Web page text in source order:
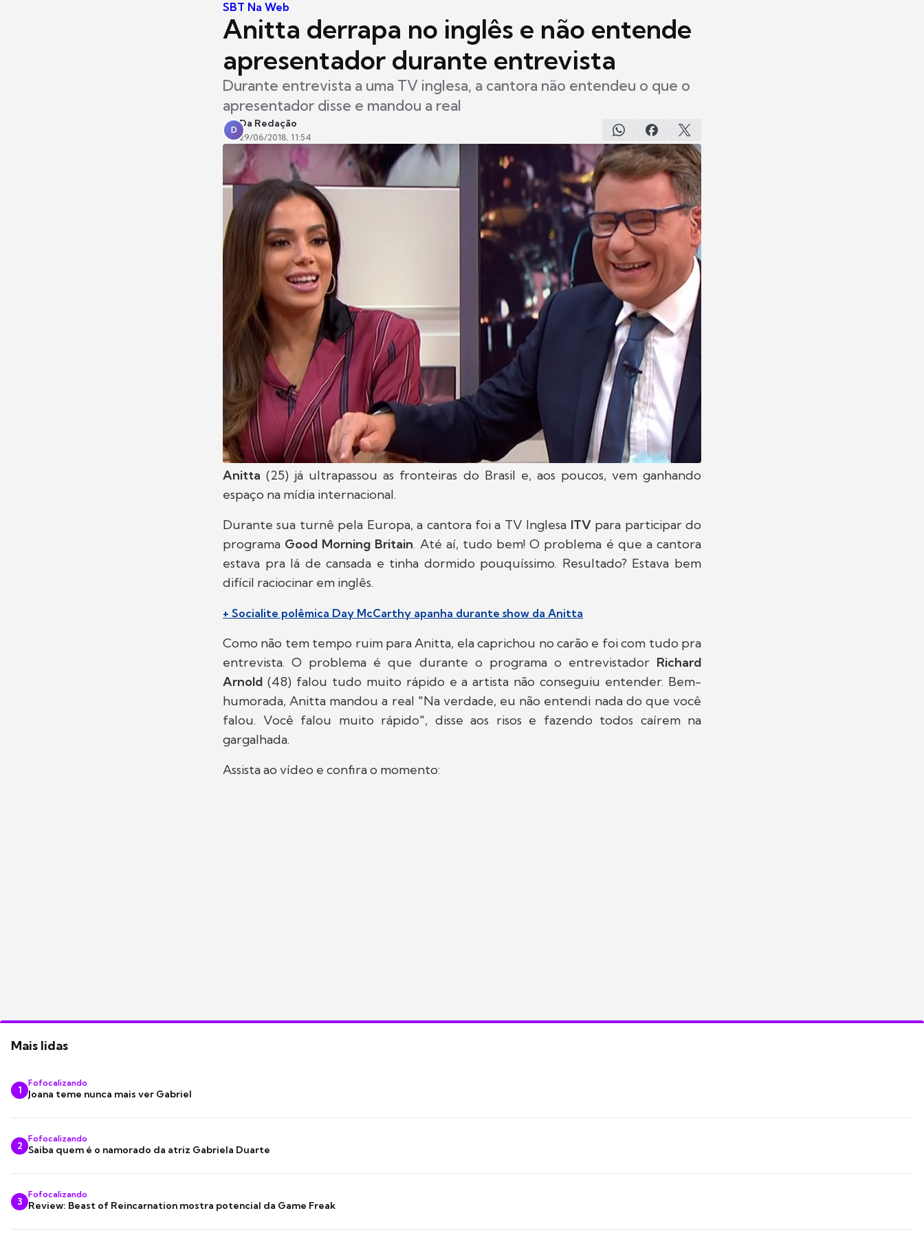
SBT Na Web
Anitta derrapa no inglês e não entende
apresentador durante entrevista
Durante entrevista a uma TV inglesa, a cantora não entendeu o que o
apresentador disse e mandou a real
D
Da Redação
29/06/2018, 11:54
Anitta(25) já ultrapassou as fronteiras do Brasil e, aos poucos, vem ganhando
espaço na mídia internacional.
Durante sua turnê pela Europa, a cantora foi a TV Inglesa ITVpara participar do
programa Good Morning Britain. Até aí, tudo bem! O problema é que a cantora
estava pra lá de cansada e tinha dormido pouquíssimo. Resultado? Estava bem
difícil raciocinar em inglês.
+ Socialite polêmica Day McCarthy apanha durante show da Anitta
Como não tem tempo ruim para Anitta, ela caprichou no carão e foi com tudo pra
entrevista. O problema é que durante o programa o entrevistador Richard
Arnold (48) falou tudo muito rápido e a artista não conseguiu entender. Bem-
humorada, Anitta mandou a real "Na verdade, eu não entendi nada do que você
falou. Você falou muito rápido", disse aos risos e fazendo todos caírem na
gargalhada.
Assista ao vídeo e confira o momento:
Mais lidas
1
Fofocalizando
Joana teme nunca mais ver Gabriel
2
Fofocalizando
Saiba quem é o namorado da atriz Gabriela Duarte
3
Fofocalizando
Review: Beast of Reincarnation mostra potencial da Game Freak